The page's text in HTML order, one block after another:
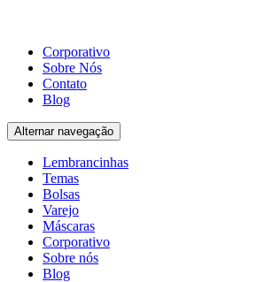
Corporativo
Sobre Nós
Contato
Blog
Alternar navegação
Lembrancinhas
Temas
Bolsas
Varejo
Máscaras
Corporativo
Sobre nós
Blog